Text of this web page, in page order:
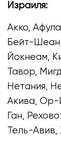
Израиля:
Акко,
Бейт-
Йокнеам,
Тавор,
Нетания,
Акива, Ор-
Ган,
Тель-